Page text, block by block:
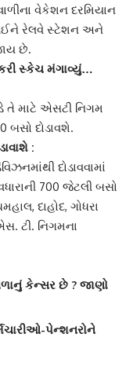
વેકેશન દરમિયાન
લઈને રેલવે સ્ટેશન અને
છે.
કરી સ્કેચ મંગાવ્યું…
તે માટે એસટી નિગમ
બસો દોડાવશે.
:
માંથી દોડાવવામાં
700 જેટલી બસો
દાહોદ, ગોધરા
ટી. નિગમના
કેન્સર છે ? જાણો
પેન્શનરોને